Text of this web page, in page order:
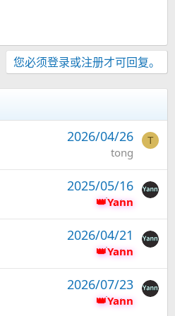
您必须登录或注册才可回复。
2026/04/26
tong
T
2025/05/16
Yann
2026/04/21
Yann
2026/07/23
Yann